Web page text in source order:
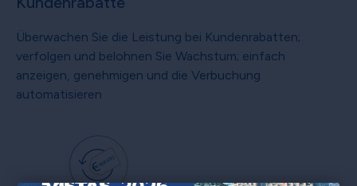
Überwachen Sie die Leistung bei Kundenrabatten;
verfolgen und belohnen Sie Wachstum; einfach
anzeigen, genehmigen und die Verbuchung
automatisieren